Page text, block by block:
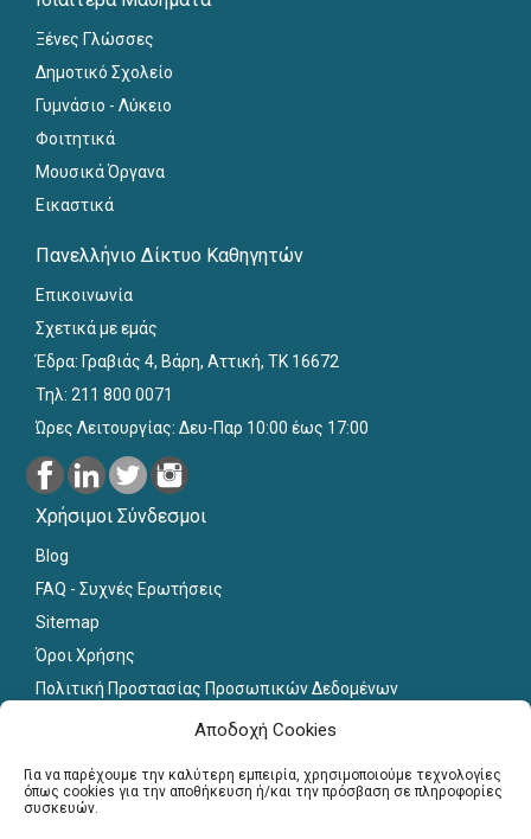
Αποδοχή Cookies
Για να παρέχουμε την καλύτερη εμπειρία, χρησιμοποιούμε τεχνολογίες
όπως cookies για την αποθήκευση ή/και την πρόσβαση σε πληροφορίες
συσκευών.
Ξένες Γλώσσες
Δημοτικό Σχολείο
Γυμνάσιο - Λύκειο
Φοιτητικά
Μουσικά Όργανα
Εικαστικά
Πανελλήνιο Δίκτυο Καθηγητών
Επικοινωνία
Σχετικά με εμάς
Έδρα: Γραβιάς 4, Βάρη, Αττική, ΤΚ 16672
Τηλ: 211 800 0071
Ώρες Λειτουργίας: Δευ-Παρ 10:00 έως 17:00
Χρήσιμοι Σύνδεσμοι
Blog
FAQ - Συχνές Ερωτήσεις
Sitemap
Όροι Χρήσης
Πολιτική Προστασίας Προσωπικών Δεδομένων
Για εκπαιδευτικούς
Εγγραφή